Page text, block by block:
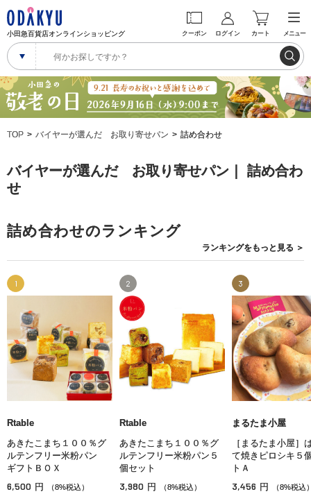
小田急百貨店オンラインショッピング クーポン ログイン カート メニュー
TOP バイヤーが選んだ お取り寄せパン 詰め合わせ
バイヤーが選んだ お取り寄せパン｜ 詰め合わ
せ
詰め合わせのランキング
ランキングをもっと見る ＞
1
Rtable
あきたこまち１００％グ
ルテンフリー米粉パン
ギフトＢＯＸ
6,500 円 （8%税込）
2
Rtable
あきたこまち１００％グ
ルテンフリー米粉パン５
個セット
3,980 円 （8%税込）
3
まるたま小屋
［まるたま小屋］
て焼きピロシキ５
トＡ
3,456 円 （8%税込